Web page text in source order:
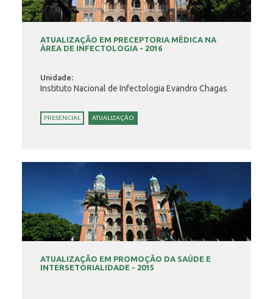
ATUALIZAÇÃO EM PRECEPTORIA MÉDICA NA
ÁREA DE INFECTOLOGIA - 2016
Unidade:
Instituto Nacional de Infectologia Evandro Chagas
PRESENCIAL ATUALIZAÇÃO
ATUALIZAÇÃO EM PROMOÇÃO DA SAÚDE E
INTERSETORIALIDADE - 2015